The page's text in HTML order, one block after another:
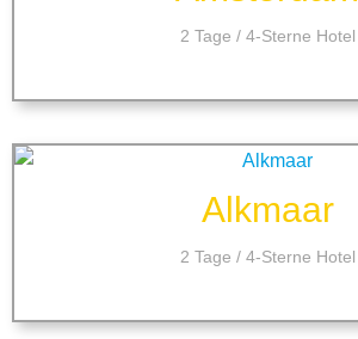
2 Tage / 4-Sterne Hotel
Alkmaar
2 Tage / 4-Sterne Hotel